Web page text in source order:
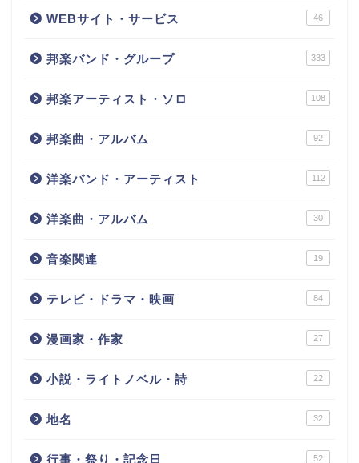
WEBサイト・サービス 46
邦楽バンド・グループ 333
邦楽アーティスト・ソロ 108
邦楽曲・アルバム 92
洋楽バンド・アーティスト 112
洋楽曲・アルバム 30
音楽関連 19
テレビ・ドラマ・映画 84
漫画家・作家 27
小説・ライトノベル・詩 22
地名 32
行事・祭り・記念日 52